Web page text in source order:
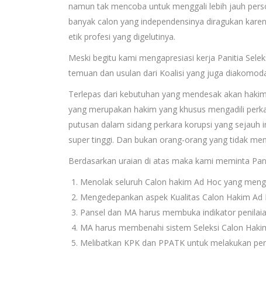
namun tak mencoba untuk menggali lebih jauh
banyak calon yang independensinya diragukan
etik profesi yang digelutinya.
Meski begitu kami mengapresiasi kerja Panitia
temuan dan usulan dari Koalisi yang juga
Terlepas dari kebutuhan yang mendesak akan
yang merupakan hakim yang khusus mengadili
putusan dalam sidang perkara korupsi yang
super tinggi. Dan bukan orang-orang yang tidak
Berdasarkan uraian di atas maka kami meminta
Menolak seluruh Calon hakim Ad Hoc yang
Mengedepankan aspek Kualitas Calon Hakim
Pansel dan MA harus membuka indikator
MA harus membenahi sistem Seleksi Calon
Melibatkan KPK dan PPATK untuk melakukan